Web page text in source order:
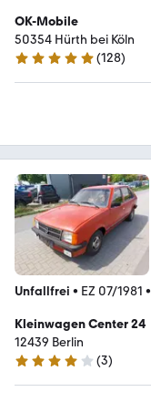
OK-Mobile
50354 Hürth bei Köln
4.8 Sterne
(128)
Unfallfrei • EZ 07/1981 •
Kleinwagen Center 24
12439 Berlin
4.1 Sterne
(3)